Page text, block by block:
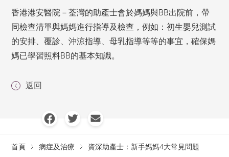
香港港安醫院－荃灣的助產士會於媽媽與BB出院前，帶
同檢查清單與媽媽進行指導及檢查，例如：初生嬰兒測試
的安排、覆診、沖涼指導、母乳指導等等的事宜，確保媽
媽已學習照料BB的基本知識。
返回
首頁 病症及治療 資深助產士：新手媽媽4大常見問題